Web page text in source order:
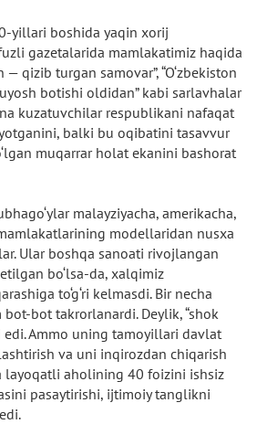
yillari boshida yaqin xorij
gazetalarida mamlakatimiz haqida
— qizib turgan samovar”, “O‘zbekiston
botishi oldidan” kabi sarlavhalar
kuzatuvchilar respublikani nafaqat
balki bu oqibatini tasavvur
muqarrar holat ekanini bashorat
malayziyacha, amerikacha,
modellaridan nusxa
Ular boshqa sanoati rivojlangan
bo‘lsa-da, xalqimiz
to‘g‘ri kelmasdi. Bir necha
bot-bot takrorlanardi. Deylik, “shok
edi. Ammo uning tamoyillari davlat
va uni inqirozdan chiqarish
layoqatli aholining 40 foizini ishsiz
pasaytirishi, ijtimoiy tanglikni